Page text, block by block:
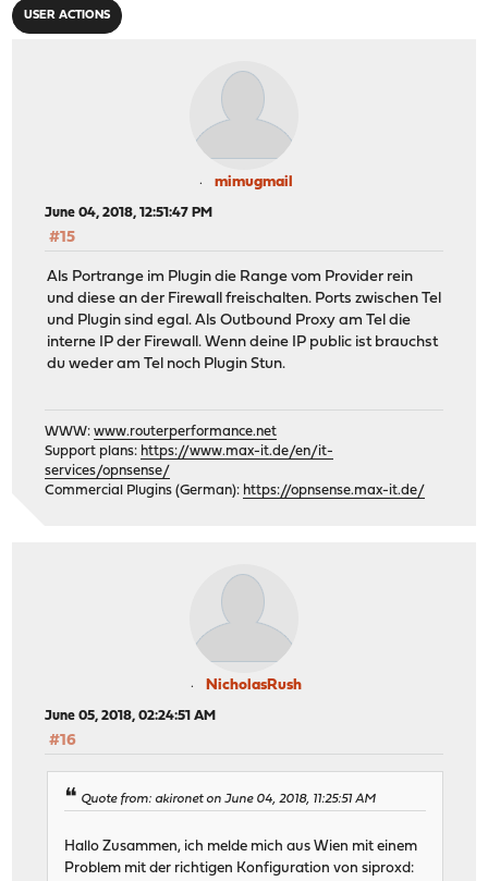
USER ACTIONS
mimugmail
June 04, 2018, 12:51:47 PM
#15
Als Portrange im Plugin die Range vom Provider rein
und diese an der Firewall freischalten. Ports zwischen Tel
und Plugin sind egal. Als Outbound Proxy am Tel die
interne IP der Firewall. Wenn deine IP public ist brauchst
du weder am Tel noch Plugin Stun.
WWW:www.routerperformance.net
Support plans: https://www.max-it.de/en/it-
services/opnsense/
Commercial Plugins (German): https://opnsense.max-it.de/
NicholasRush
June 05, 2018, 02:24:51 AM
#16
Quote from: akironet on June 04, 2018, 11:25:51 AM
Hallo Zusammen, ich melde mich aus Wien mit einem
Problem mit der richtigen Konfiguration von siproxd: